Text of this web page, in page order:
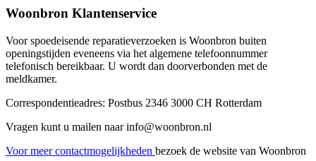
Woonbron Klantenservice
Voor spoedeisende reparatieverzoeken is Woonbron buiten
openingstijden eveneens via het algemene telefoonnummer
telefonisch bereikbaar. U wordt dan doorverbonden met de
meldkamer.
Correspondentieadres: Postbus 2346 3000 CH Rotterdam
Vragen kunt u mailen naar info@woonbron.nl
Voor meer contactmogelijkheden bezoek de website van Woonbron